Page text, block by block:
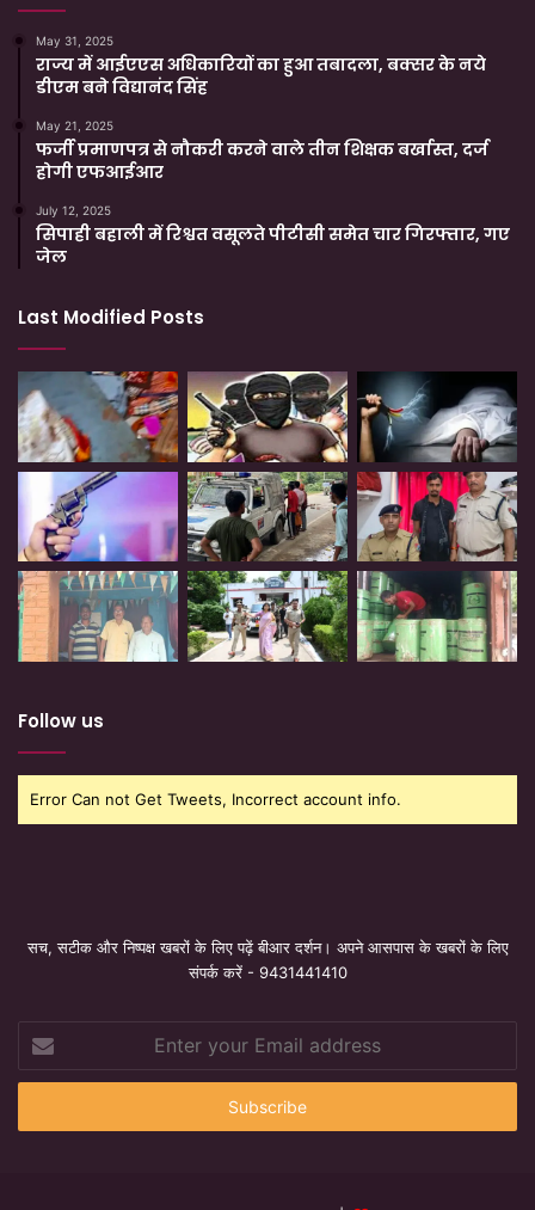
May 31, 2025
राज्य में आईएएस अधिकारियों का हुआ तबादला, बक्सर के नये
डीएम बने विद्यानंद सिंह
May 21, 2025
फर्जी प्रमाणपत्र से नौकरी करने वाले तीन शिक्षक बर्खास्त, दर्ज
होगी एफआईआर
July 12, 2025
सिपाही बहाली में रिश्वत वसूलते पीटीसी समेत चार गिरफ्तार, गए
जेल
Last Modified Posts
Follow us
Error Can not Get Tweets, Incorrect account info.
सच, सटीक और निष्पक्ष खबरों के लिए पढ़ें बीआर दर्शन। अपने आसपास के खबरों के लिए
संपर्क करें - 9431441410
your
Email